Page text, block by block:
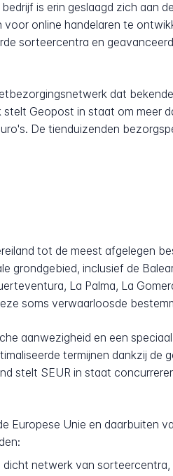
is erin geslaagd zich aan
online handelaren te
sorteercentra en
dat
Geopost in staat om meer
De tienduizenden
tot de meest afgelegen
grondgebied, inclusief de
La Palma, La
soms verwaarloosde
aanwezigheid en een
termijnen dankzij de
stelt SEUR in staat
Europese Unie en daarbuiten
netwerk van